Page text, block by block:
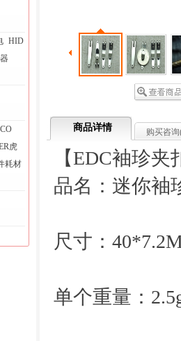
HID
虎
耗材
商品详情 购买咨询
【EDC袖珍夹
品名：迷你袖
尺寸：
单个重量：